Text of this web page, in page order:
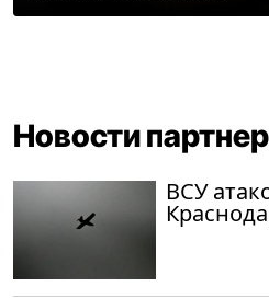
Новости
ВСУ